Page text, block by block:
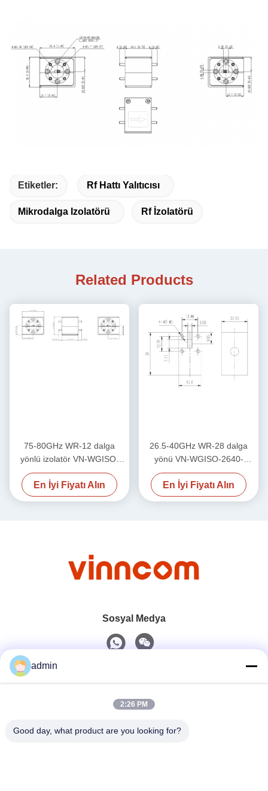
Etiketler: Rf Hattı Yalıtıcısı
Mikrodalga Izolatörü Rf İzolatörü
Related Products
75-80GHz WR-12 dalga
yönlü izolatör VN-WGISO-
7580-WR12
En İyi Fiyatı Alın
26.5-40GHz WR-28 dalga
yönü VN-WGISO-2640-
WR28 CIRCULATOR VN-
WGCIR-7580-WR12
En İyi Fiyatı Alın
Sosyal Medya
0086-551-65396351
admin
2:26 PM
Good day, what product are you looking for?